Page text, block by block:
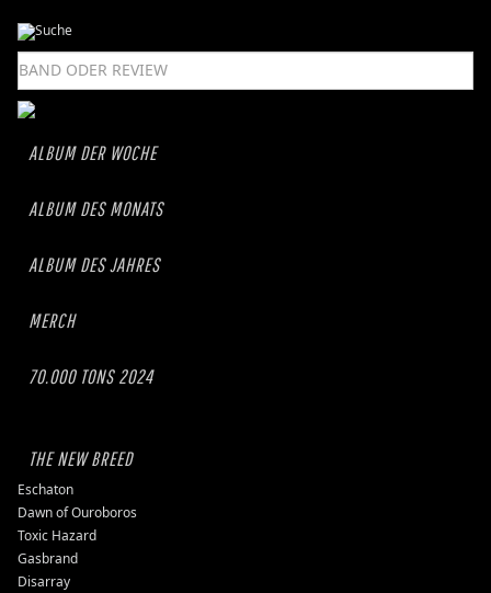
ALBUM DER WOCHE
ALBUM DES MONATS
ALBUM DES JAHRES
MERCH
70.000 TONS 2024
THE NEW BREED
Eschaton
Dawn of Ouroboros
Toxic Hazard
Gasbrand
Disarray